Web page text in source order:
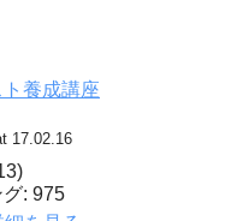
養成講座
17.02.16
: 975